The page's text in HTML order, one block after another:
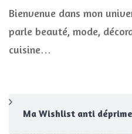
Bienvenue dans mon
parle beauté, mode,
cuisine…
Ma Wishlist anti